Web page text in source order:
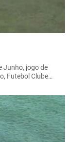
Junho, jogo de
Futebol Clube…